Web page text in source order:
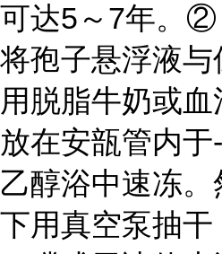
可达5～7年。 ②
将孢子悬浮液
用脱脂牛奶或血
放在安瓿管内
乙醇浴中速冻
下用真空泵抽